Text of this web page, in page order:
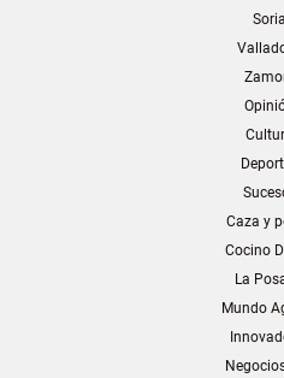
Soria
Caza y
Cocino
La
Mundo